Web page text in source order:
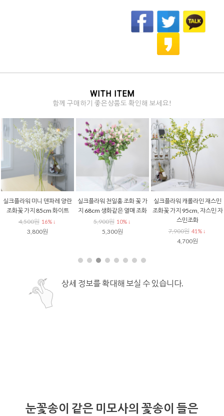
WITH ITEM
함께 구매하기 좋은상품도 확인해 보세요!
실크플라워 미니 덴파레 양란
조화꽃 가지 85cm 화이트
4,500원 16% ↓
3,800원
실크플라워 천일홍 조화 꽃 가
지 68cm 생화같은 열매 조화
5,900원 10% ↓
5,300원
실크플라워 캐롤라인 재스민
조화꽃 가지 95cm, 쟈스민 자
스민조화
7,900원 41% ↓
4,700원
상세 정보를 확대해 보실 수 있습니다.
눈꽃송이 같은 미모사의 꽃송이 들은